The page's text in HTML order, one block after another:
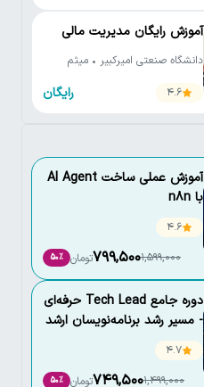
آموزش رایگان مدیریت مالی
دانشگاه صنعتی امیرکبیر • میثم
4.6
رایگان
آموزش عملی ساخت AI Agent
با n8n
4.6
1,599,000
799,500تومان 50٪
دوره جامع Tech Lead حرفه‌ای
- مسیر رشد برنامه‌نویسان ارشد
4.7
1,499,000
749,500تومان 50٪